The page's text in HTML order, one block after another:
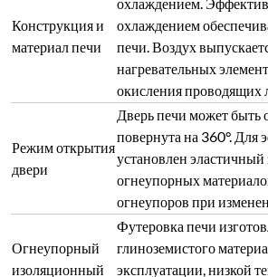
кожуха топки
Температура кожуха
Применяется
управления, имеет
имеет защиту от
термопары, потери
обратную связь по
Многоточечный
В конструкции печи
нагрева при открытии
значительно снижает
материалов при
Применяется
циклом, со сдвигом